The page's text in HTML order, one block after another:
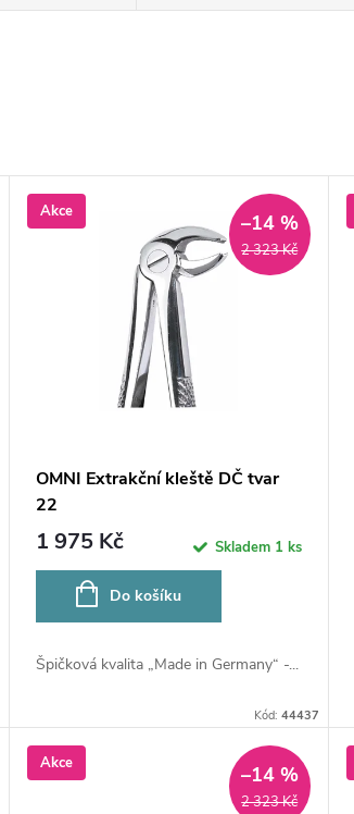
Akce
2 323 Kč
–14 %
OMNI Extrakční kleště DČ tvar
22
1 975 Kč Skladem 1 ks
Do košíku
Špičková kvalita „Made in Germany“ -...
Kód: 44437
Akce
2 323 Kč
–14 %